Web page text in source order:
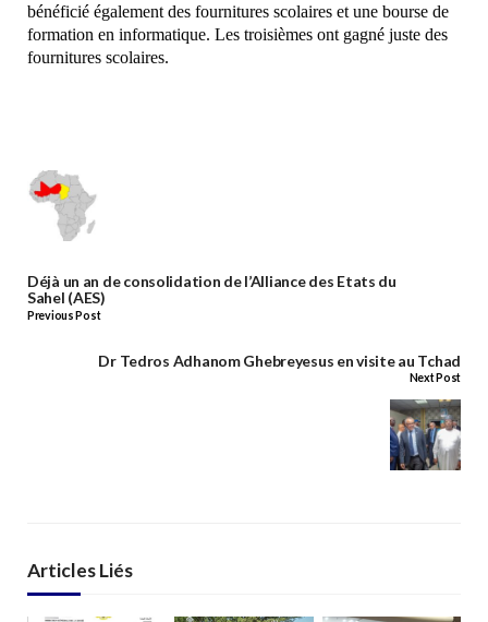
bénéficié également des fournitures scolaires et une bourse de
formation en informatique. Les troisièmes ont gagné juste des
fournitures scolaires.
Déjà un an de consolidation de l’Alliance des Etats du
Sahel (AES)
Previous Post
Dr Tedros Adhanom Ghebreyesus en visite au Tchad
Next Post
Articles Liés